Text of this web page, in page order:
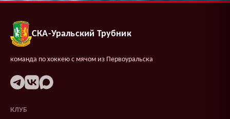
СКА-Уральский Трубник
команда по хоккею с мячом из Первоуральска
КЛУБ